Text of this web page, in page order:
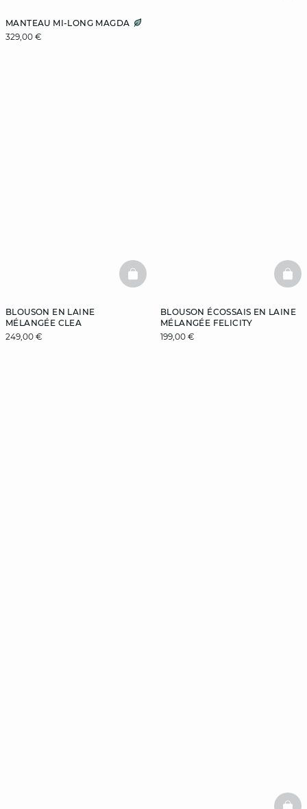
MANTEAU MI-LONG MAGDA
329,00 €
BLOUSON EN LAINE
MÉLANGÉE CLEA
249,00 €
BASKETFULL
BLOUSON ÉCOSSAIS EN LAINE
MÉLANGÉE FELICITY
199,00 €